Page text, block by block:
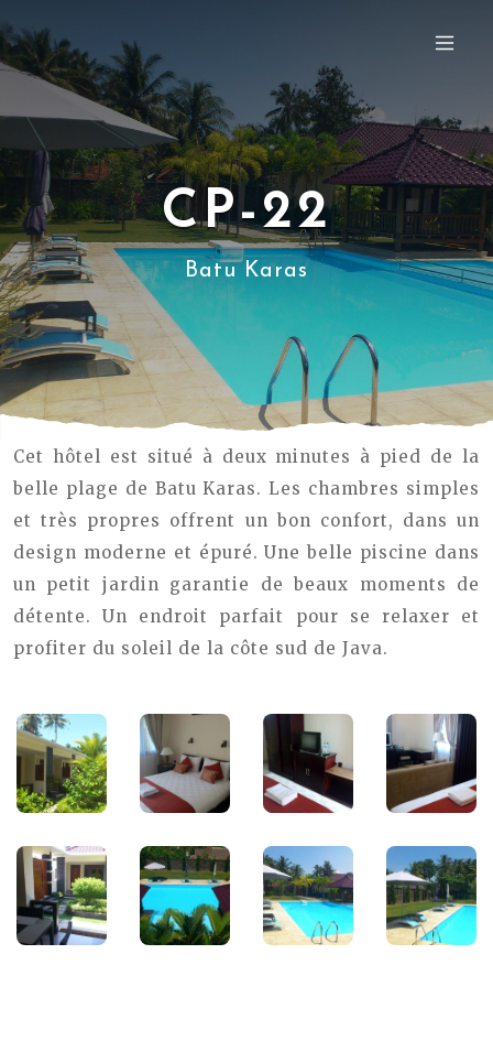
CP-22
Batu Karas
Cet hôtel est situé à deux minutes à pied de la
belle plage de Batu Karas. Les chambres simples
et très propres offrent un bon confort, dans un
design moderne et épuré. Une belle piscine dans
un petit jardin garantie de beaux moments de
détente. Un endroit parfait pour se relaxer et
profiter du soleil de la côte sud de Java.